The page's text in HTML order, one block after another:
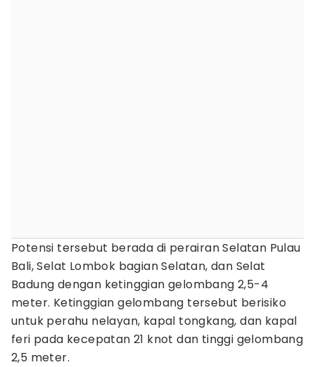
Potensi tersebut berada di perairan Selatan Pulau
Bali, Selat Lombok bagian Selatan, dan Selat
Badung dengan ketinggian gelombang 2,5-4
meter. Ketinggian gelombang tersebut berisiko
untuk perahu nelayan, kapal tongkang, dan kapal
feri pada kecepatan 21 knot dan tinggi gelombang
2,5 meter.